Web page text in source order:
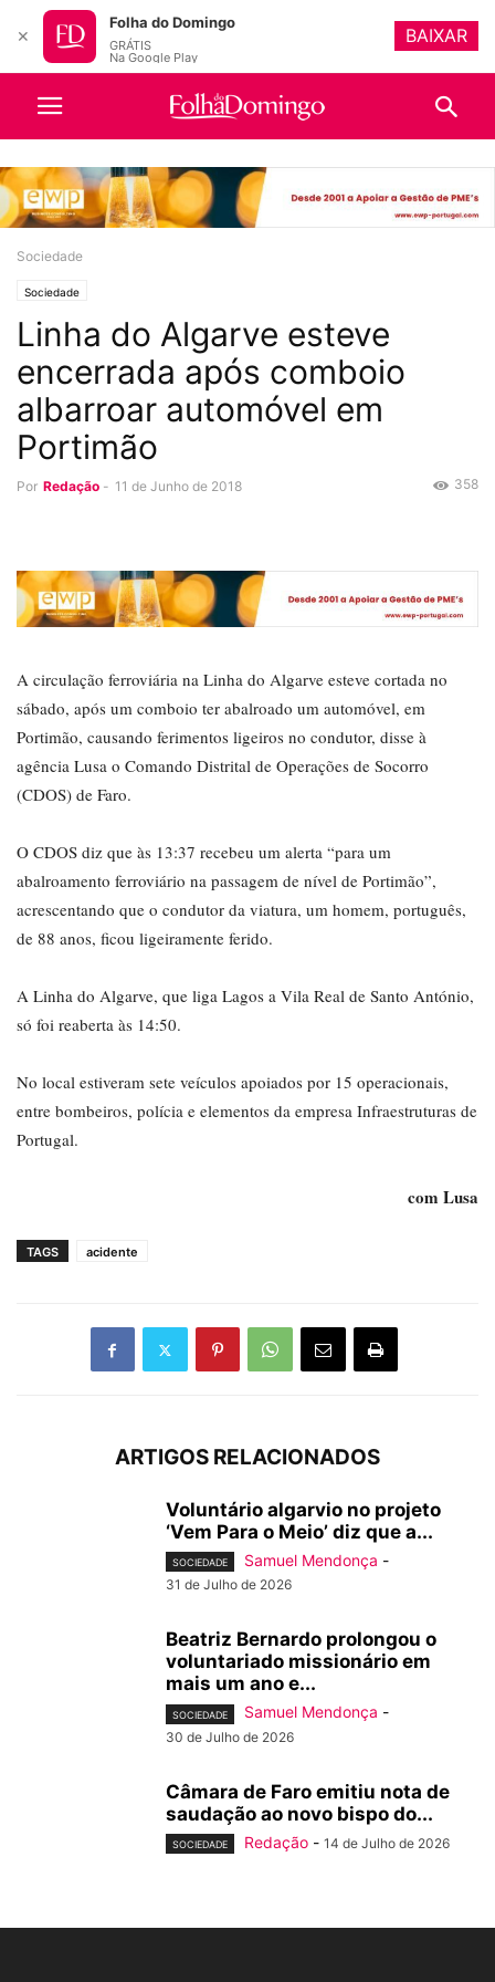
Sociedade
Sociedade
Linha do Algarve esteve
encerrada após comboio
albarroar automóvel em
Portimão
Por Redação - 11 de Junho de 2018 358
A circulação ferroviária na Linha do Algarve esteve cortada no
sábado, após um comboio ter abalroado um automóvel, em
Portimão, causando ferimentos ligeiros no condutor, disse à
agência Lusa o Comando Distrital de Operações de Socorro
(CDOS) de Faro.
O CDOS diz que às 13:37 recebeu um alerta “para um
abalroamento ferroviário na passagem de nível de Portimão”,
acrescentando que o condutor da viatura, um homem, português,
de 88 anos, ficou ligeiramente ferido.
A Linha do Algarve, que liga Lagos a Vila Real de Santo António,
só foi reaberta às 14:50.
No local estiveram sete veículos apoiados por 15 operacionais,
entre bombeiros, polícia e elementos da empresa Infraestruturas de
Portugal.
com Lusa
TAGS acidente
ARTIGOS RELACIONADOS
Voluntário algarvio no projeto
‘Vem Para o Meio’ diz que a...
SOCIEDADE Samuel Mendonça -
31 de Julho de 2026
Beatriz Bernardo prolongou o
voluntariado missionário em
mais um ano e...
SOCIEDADE Samuel Mendonça -
30 de Julho de 2026
Câmara de Faro emitiu nota de
saudação ao novo bispo do...
SOCIEDADE Redação - 14 de Julho de 2026
✕
Folha do Domingo
GRÁTIS
Na Google Play
BAIXAR